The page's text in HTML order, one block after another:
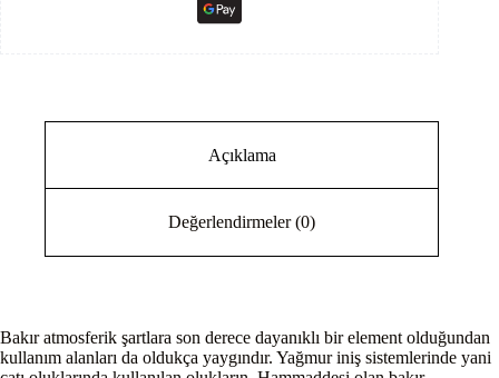
Açıklama
Değerlendirmeler (0)
Bakır atmosferik şartlara son derece dayanıklı bir element olduğundan
kullanım alanları da oldukça yaygındır. Yağmur iniş sistemlerinde yani